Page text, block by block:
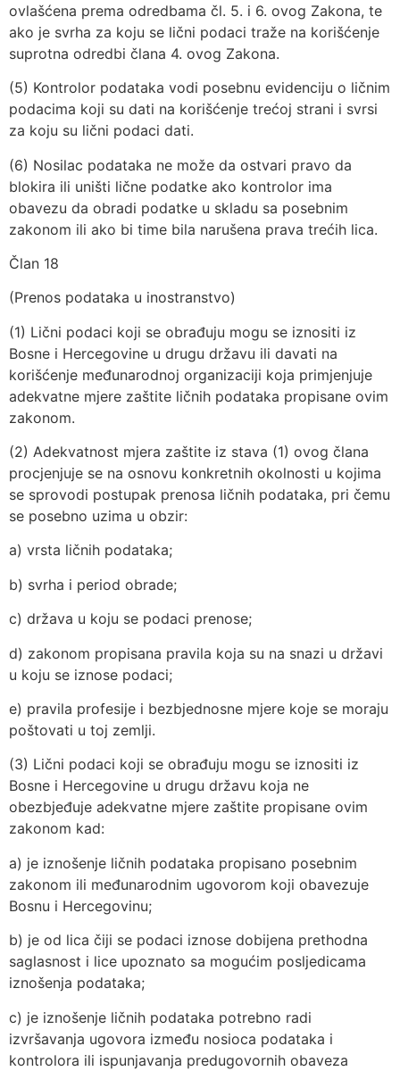
ovlašćena prema odredbama čl. 5. i 6. ovog Zakona, te
ako je svrha za koju se lični podaci traže na korišćenje
suprotna odredbi člana 4. ovog Zakona.
(5) Kontrolor podataka vodi posebnu evidenciju o ličnim
podacima koji su dati na korišćenje trećoj strani i svrsi
za koju su lični podaci dati.
(6) Nosilac podataka ne može da ostvari pravo da
blokira ili uništi lične podatke ako kontrolor ima
obavezu da obradi podatke u skladu sa posebnim
zakonom ili ako bi time bila narušena prava trećih lica.
Član 18
(Prenos podataka u inostranstvo)
(1) Lični podaci koji se obrađuju mogu se iznositi iz
Bosne i Hercegovine u drugu državu ili davati na
korišćenje međunarodnoj organizaciji koja primjenjuje
adekvatne mjere zaštite ličnih podataka propisane ovim
zakonom.
(2) Adekvatnost mjera zaštite iz stava (1) ovog člana
procjenjuje se na osnovu konkretnih okolnosti u kojima
se sprovodi postupak prenosa ličnih podataka, pri čemu
se posebno uzima u obzir:
a) vrsta ličnih podataka;
b) svrha i period obrade;
c) država u koju se podaci prenose;
d) zakonom propisana pravila koja su na snazi u državi
u koju se iznose podaci;
e) pravila profesije i bezbjednosne mjere koje se moraju
poštovati u toj zemlji.
(3) Lični podaci koji se obrađuju mogu se iznositi iz
Bosne i Hercegovine u drugu državu koja ne
obezbjeđuje adekvatne mjere zaštite propisane ovim
zakonom kad:
a) je iznošenje ličnih podataka propisano posebnim
zakonom ili međunarodnim ugovorom koji obavezuje
Bosnu i Hercegovinu;
b) je od lica čiji se podaci iznose dobijena prethodna
saglasnost i lice upoznato sa mogućim posljedicama
iznošenja podataka;
c) je iznošenje ličnih podataka potrebno radi
izvršavanja ugovora između nosioca podataka i
kontrolora ili ispunjavanja predugovornih obaveza